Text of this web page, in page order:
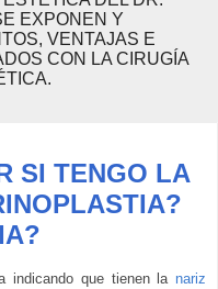
EXPONEN Y
VENTAJAS E
CON LA CIRUGÍA
SI TENGO LA
indicando que tienen la nariz